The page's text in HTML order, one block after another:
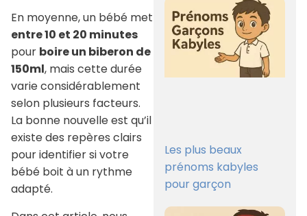
En moyenne, un bébé met
entre 10 et 20 minutes
pour boire un biberon de
150ml, mais cette durée
varie considérablement
selon plusieurs facteurs.
La bonne nouvelle est qu’il
existe des repères clairs
pour identifier si votre
bébé boit à un rythme
adapté.
Les plus beaux
prénoms kabyles
pour garçon